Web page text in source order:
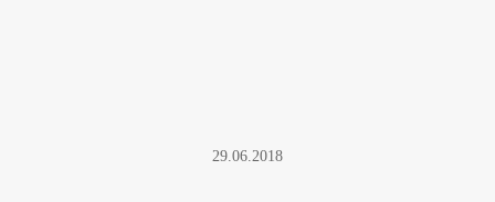
29.06.2018